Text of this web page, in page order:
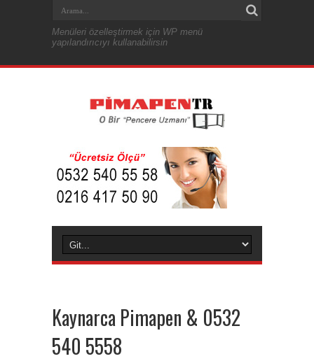
Menüleri özelleştirmek için WP menü
yapılandırıcıyı kullanabilirsin
Kaynarca Pimapen & 0532
540 5558